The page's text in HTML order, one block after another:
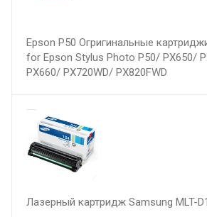
Epson P50 Огригинальные
for Epson Stylus Photo P50/ PX650/
PX660/ PX720WD/ PX820FWD
Лазерный картридж Samsung MLT-